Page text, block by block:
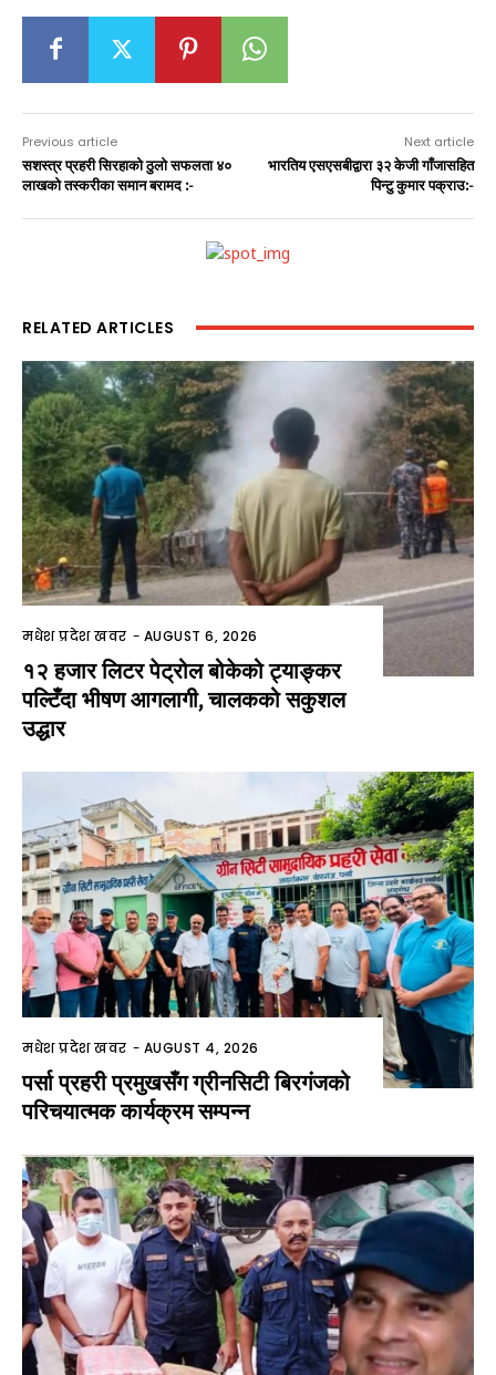
Previous article
सशस्त्र प्रहरी सिरहाको ठुलो सफलता ४०
लाखको तस्करीका समान बरामद :-
Next article
भारतिय एसएसबीद्वारा ३२ केजी गाँजासहित
पिन्टु कुमार पक्राउ:-
RELATED ARTICLES
मधेश प्रदेश खवर - AUGUST 6, 2026
१२ हजार लिटर पेट्रोल बोकेको ट्याङ्कर
पल्टिँदा भीषण आगलागी, चालकको सकुशल
उद्धार
मधेश प्रदेश खवर - AUGUST 4, 2026
पर्सा प्रहरी प्रमुखसँग ग्रीनसिटी बिरगंजको
परिचयात्मक कार्यक्रम सम्पन्न